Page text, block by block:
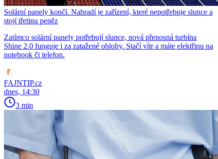
Solární panely končí. Nahradí je zařízení, které nepotřebuje slunce a
stojí třetinu peněz
Zatímco solární panely potřebují slunce, nová přenosná turbína
Shine 2.0 funguje i za zatažené oblohy. Stačí vítr a máte elektřinu na
notebook či telefon.
FAJNTIP.cz
dnes, 14:30
3 min